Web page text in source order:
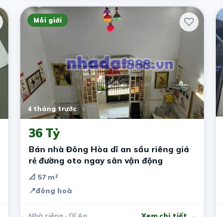
Môi giới
4 tháng trước
36 Tỷ
Bán nhà Đông Hòa dĩ an sầu riêng giá
rẻ đường oto ngay sân vận động
📐 57 m²
📍đông hoà